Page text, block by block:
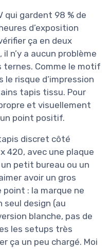
qui gardent 98 % de
d’exposition
ça en deux
n’y a aucun problème
ternes. Comme le motif
le risque d’impression
tapis tissu. Pour
et visuellement
point positif.
discret côté
420, avec une plaque
petit bureau ou un
avoir un gros
: la marque ne
seul design (au
blanche, pas de
les setups très
ça un peu chargé. Moi